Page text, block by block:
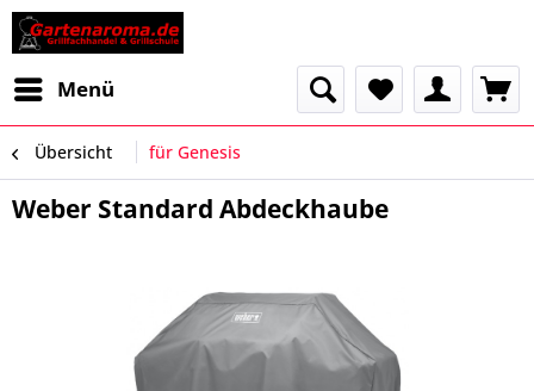
Menü
Übersicht für Genesis
Weber Standard Abdeckhaube